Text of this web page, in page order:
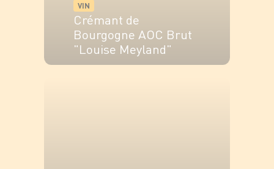
VIN
Crémant de
Bourgogne AOC Brut
"Louise Meyland"